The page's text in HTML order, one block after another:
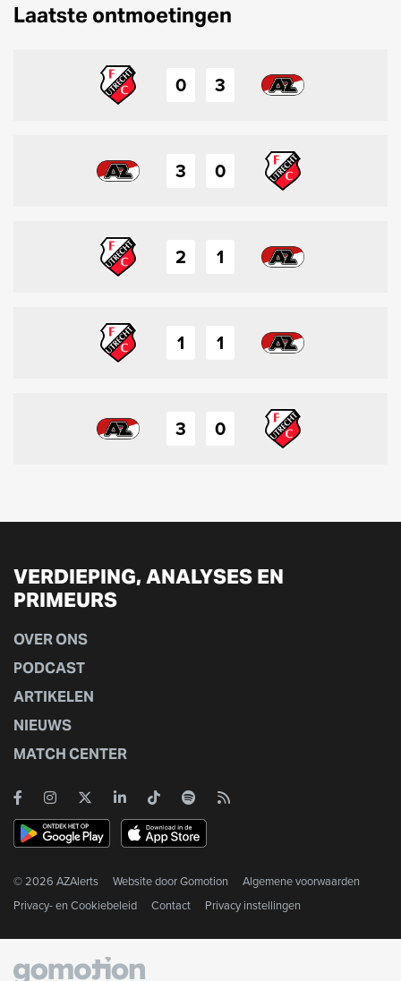
Laatste ontmoetingen
0 3
3 0
2 1
1 1
3 0
VERDIEPING, ANALYSES EN
PRIMEURS
OVER ONS
PODCAST
ARTIKELEN
NIEUWS
MATCH CENTER
© 2026 AZAlerts Website doorGomotion
Algemene voorwaarden
Privacy- en Cookiebeleid
Contact Privacy instellingen